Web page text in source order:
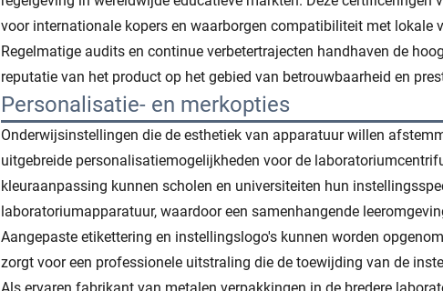
voor internationale kopers en waarborgen compatibiliteit met lokale
Regelmatige audits en continue verbetertrajecten handhaven de
reputatie van het product op het gebied van betrouwbaarheid en
Personalisatie- en merkopties
Onderwijsinstellingen die de esthetiek van apparatuur willen
uitgebreide personalisatiemogelijkheden voor de
kleuraanpassing kunnen scholen en universiteiten hun
laboratoriumapparatuur, waardoor een samenhangende
Aangepaste etikettering en instellingslogo's kunnen worden
zorgt voor een professionele uitstraling die de toewijding van de